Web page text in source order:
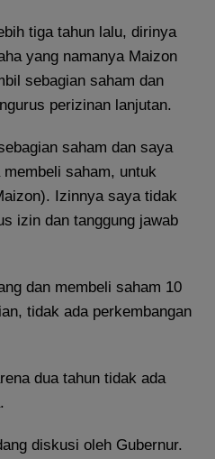
tiga tahun lalu, dirinya
yang namanya Maizon
sebagian saham dan
perizinan lanjutan.
saham dan saya
saham, untuk
Izinnya saya tidak
izin dan tanggung jawab
dan membeli saham 10
tidak ada perkembangan
dua tahun tidak ada
diskusi oleh Gubernur.